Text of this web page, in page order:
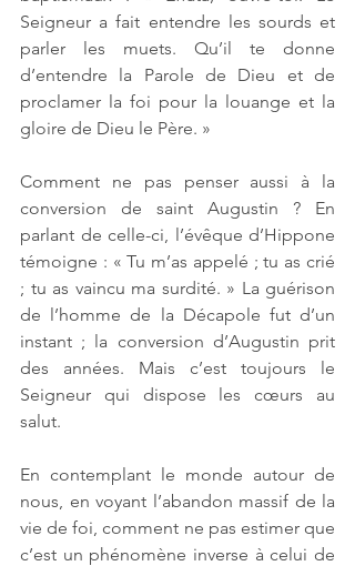
Seigneur a fait entendre les sourds et
parler les muets. Qu’il te donne
d’entendre la Parole de Dieu et de
proclamer la foi pour la louange et la
gloire de Dieu le Père. »
Comment ne pas penser aussi à la
conversion de saint Augustin ? En
parlant de celle-ci, l’évêque d’Hippone
témoigne : « Tu m’as appelé ; tu as crié
; tu as vaincu ma surdité. » La guérison
de l’homme de la Décapole fut d’un
instant ; la conversion d’Augustin prit
des années. Mais c’est toujours le
Seigneur qui dispose les cœurs au
salut.
En contemplant le monde autour de
nous, en voyant l’abandon massif de la
vie de foi, comment ne pas estimer que
c’est un phénomène inverse à celui de